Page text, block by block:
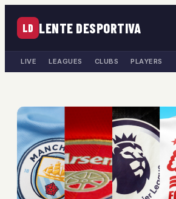
LD LENTE DESPORTIVA
LIVE LEAGUES CLUBS PLAYERS